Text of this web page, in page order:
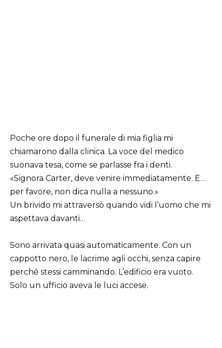
Poche ore dopo il funerale di mia figlia mi
chiamarono dalla clinica. La voce del medico
suonava tesa, come se parlasse fra i denti.
«Signora Carter, deve venire immediatamente. E…
per favore, non dica nulla a nessuno.»
Un brivido mi attraversò quando vidi l’uomo che mi
aspettava davanti…
Sono arrivata quasi automaticamente. Con un
cappotto nero, le lacrime agli occhi, senza capire
perché stessi camminando. L’edificio era vuoto.
Solo un ufficio aveva le luci accese.